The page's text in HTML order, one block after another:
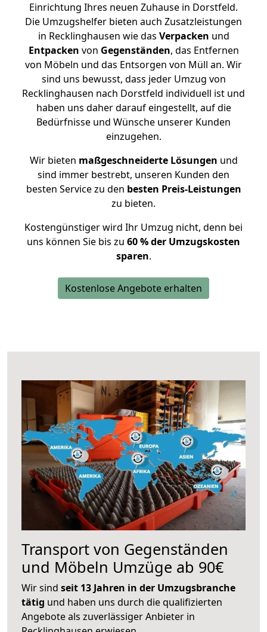
Einrichtung Ihres neuen Zuhause in Dorstfeld.
Die Umzugshelfer bieten auch Zusatzleistungen
in Recklinghausen wie das Verpacken und
Entpacken von Gegenständen, das Entfernen
von Möbeln und das Entsorgen von Müll an. Wir
sind uns bewusst, dass jeder Umzug von
Recklinghausen nach Dorstfeld individuell ist und
haben uns daher darauf eingestellt, auf die
Bedürfnisse und Wünsche unserer Kunden
einzugehen.
Wir bieten maßgeschneiderte Lösungen und
sind immer bestrebt, unseren Kunden den
besten Service zu den besten Preis-Leistungen
zu bieten.
Kostengünstiger wird Ihr Umzug nicht, denn bei
uns können Sie bis zu 60 % der Umzugskosten
sparen.
Kostenlose Angebote erhalten
Transport von Gegenständen
und Möbeln Umzüge ab 90€
Wir sind seit 13 Jahren in der Umzugsbranche
tätig und haben uns durch die qualifizierten
Angebote als zuverlässiger Anbieter in